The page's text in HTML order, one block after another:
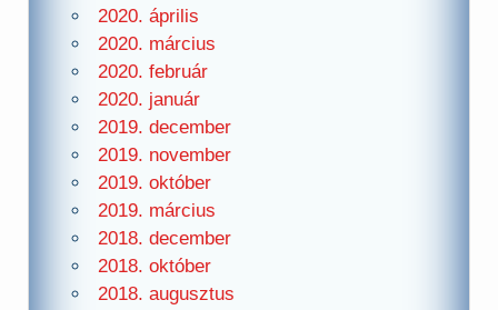
2020. április
2020. március
2020. február
2020. január
2019. december
2019. november
2019. október
2019. március
2018. december
2018. október
2018. augusztus